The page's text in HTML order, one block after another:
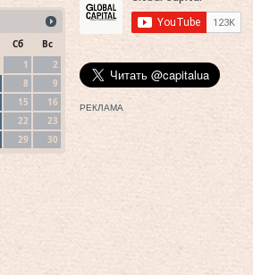
Сб
Вс
1
2
8
9
15
16
22
23
29 30
РЕКЛАМА